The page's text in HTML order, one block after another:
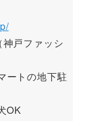
神戸ファッシ
ートの地下駐
OK